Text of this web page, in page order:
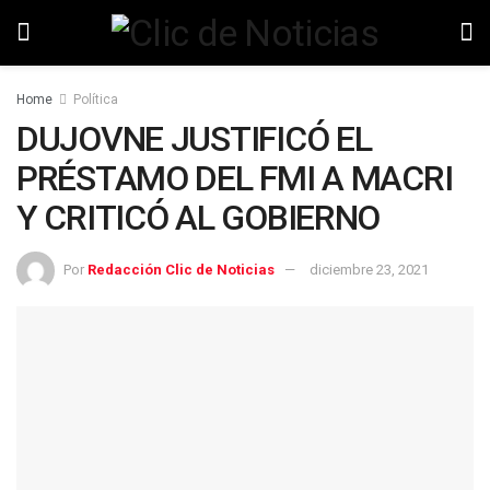
Home Política
DUJOVNE JUSTIFICÓ EL
PRÉSTAMO DEL FMI A MACRI
Y CRITICÓ AL GOBIERNO
Por Redacción Clic de Noticias diciembre 23, 2021